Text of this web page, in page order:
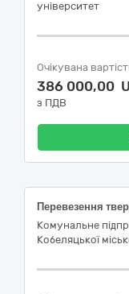
університет
Очікувана
386 000,00
з ПДВ
Комунальне
Кобеляцької